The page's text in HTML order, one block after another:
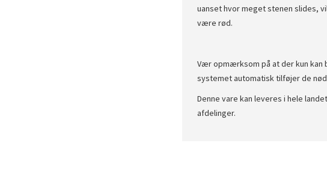
uanset hvor meget stenen slides,
være rød.
Vær opmærksom på at der kun kan
systemet automatisk tilføjer de
Denne vare kan leveres i hele
afdelinger.